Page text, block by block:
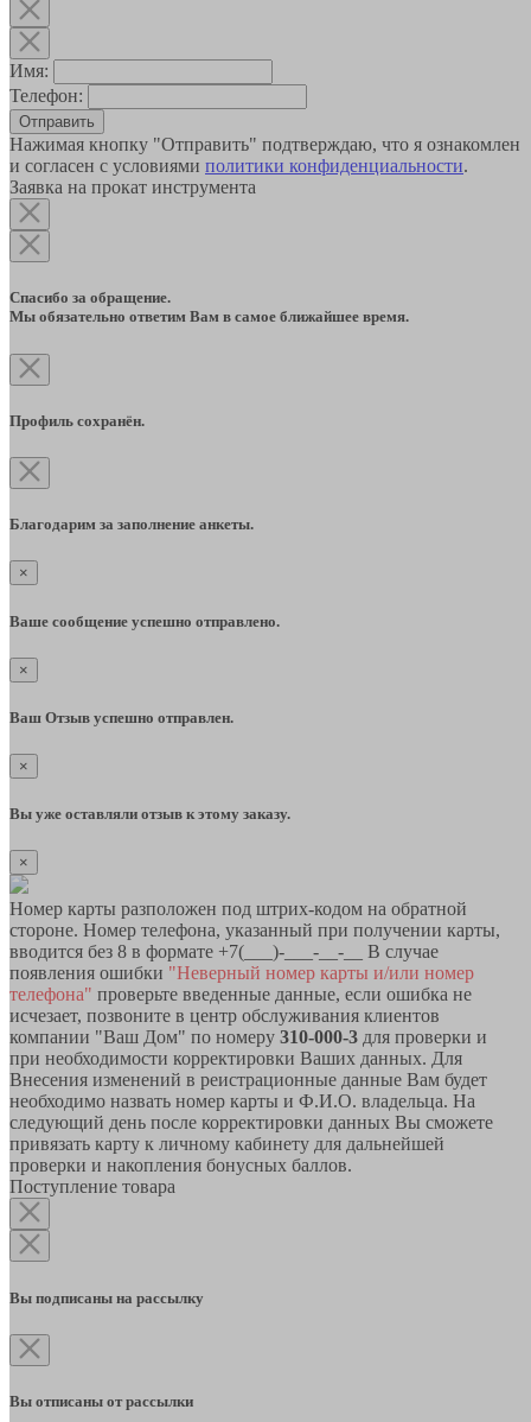
Имя:
Телефон:
Отправить
Нажимая кнопку "Отправить" подтверждаю, что я ознакомлен
и согласен с условиями политики конфиденциальности.
Заявка на прокат инструмента
Спасибо за обращение.
Мы обязательно ответим Вам в самое ближайшее время.
Профиль сохранён.
Благодарим за заполнение анкеты.
×
Ваше сообщение успешно отправлено.
×
Ваш Отзыв успешно отправлен.
×
Вы уже оставляли отзыв к этому заказу.
×
Номер карты разположен под штрих-кодом на обратной
стороне. Номер телефона, указанный при получении карты,
вводится без 8 в формате +7(___)-___-__-__ В случае
появления ошибки "Неверный номер карты и/или номер
телефона" проверьте введенные данные, если ошибка не
исчезает, позвоните в центр обслуживания клиентов
компании "Ваш Дом" по номеру 310-000-3 для проверки и
при необходимости корректировки Ваших данных. Для
Внесения изменений в реистрационные данные Вам будет
необходимо назвать номер карты и Ф.И.О. владельца. На
следующий день после корректировки данных Вы сможете
привязать карту к личному кабинету для дальнейшей
проверки и накопления бонусных баллов.
Поступление товара
Вы подписаны на рассылку
Вы отписаны от рассылки